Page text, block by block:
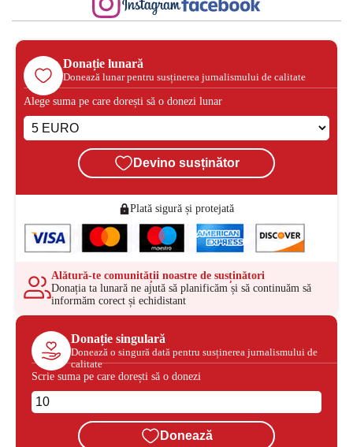
Donație lunară
Donează lunar pentru susținerea jurnalismului de calitate
Alege suma pe care dorești să o donezi lunar
Devino susținător
Plată sigură și protejată
Alătură-te comunității noastre de susținători
Donația ta lunară ne ajută să planificăm și să continuăm să
informăm corect și echidistant
Donație singulară
Donează o singură dată pentru susținerea jurnalismului de
calitate
Scrie suma pe care dorești să o donezi
Donează